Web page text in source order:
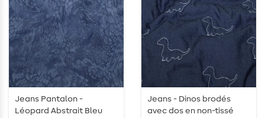
Jeans Pantalon -
Léopard Abstrait Bleu
Jeans - Dinos brodés
avec dos en non-tissé